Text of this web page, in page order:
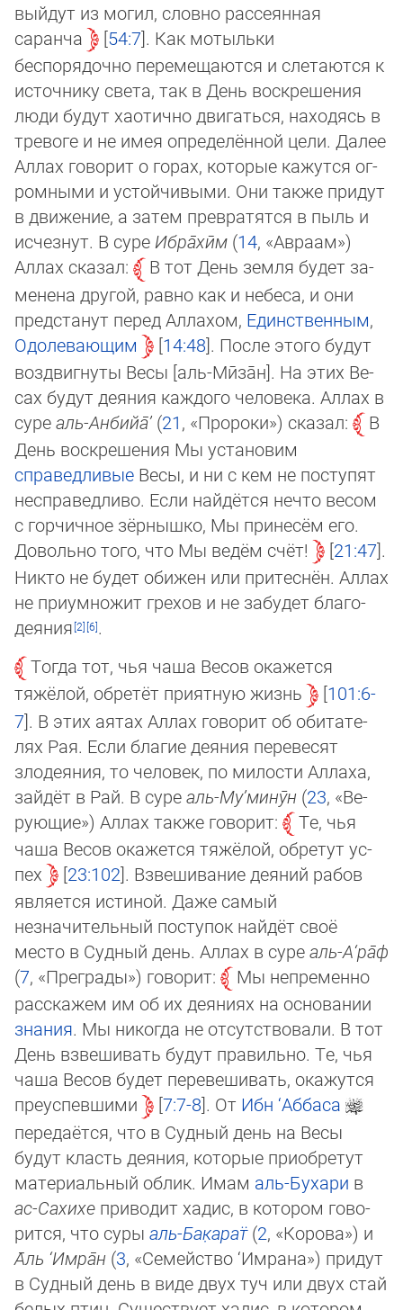
выйдут из могил, словно рас­се­ян­ная
саранча
54:7 . Как мотыльки
беспорядочно перемещаются и слетаются к
ис­точ­ни­ку света, так в День воскреше­ния
люди будут хаотично двигаться, находясь в
тре­во­ге и не имея определённой цели. Далее
Аллах говорит о горах, которые кажутся ог­
ром­ны­ми и устойчивыми. Они также придут
в движение, а затем превратятся в пыль и
ис­чез­нут. В суреИб­ра̄­хӣм (14, «Ав­ра­ам»)
Аллах сказал:
В тот День земля будет за­
ме­не­на дру­гой, равно как и небеса, и они
предстанут перед Аллахом, Единственным,
Одо­ле­ваю­щим
14:48 . После этого будут
воздвигнуты Весы [аль-Мӣза̄н]. На этих Ве­
сах бу­дут деяния каждого человека. Аллах в
суреаль-Ан­би­йа̄’ (21, «Про­ро­ки») сказал:
В
День воскрешения Мы установим
справедливые Весы, и ни с кем не поступят
не­сп­ра­вед­ли­во. Если найдётся нечто весом
с горчичное зёрнышко, Мы принесём его.
Довольно того, что Мы ведём счёт!
21:47 .
Ни­кто не будет обижен или притеснён. Аллах
не при­ум­но­жит грехов и не забудет благо­
дея­ния
.
Тогда тот, чья чаша Весов окажется
тяжёлой, обретёт приятную жизнь
101:6-
7 . В этих аятах Аллах говорит об оби­та­те­
лях Рая. Если благие деяния перевесят
злодеяния, то человек, по милости Аллаха,
зайдёт в Рай. В суреаль-Му’­ми­нӯн (23, «Ве­
рую­щие») Аллах также го­ворит:
Те, чья
чаша Весов окажется тяжёлой, обретут ус­
пех
23:102 . Взвешивание деяний рабов
является истиной. Даже самый
незначительный поступок найдёт своё
место в Судный день. Аллах в суреаль-А‘­ра̄ф
(7, «Пре­гра­ды») говорит:
Мы непременно
рас­ска­жем им об их дея­ни­ях на основании
знания. Мы никогда не отсутствовали. В тот
День взвешивать будут правильно. Те, чья
чаша Весов бу­дет перевешивать, окажутся
пре­успевши­ми
7:7-8 . От Ибн ‘Аббаса
передаётся, что в Судный день на Весы
будут класть деяния, которые приобретут
материальный облик. Имам аль-Бухари в
ас-Сахихе приводит хадис, в котором го­во­
рит­ся, что суры аль-Ба­к̣а­рат̈(2, «Ко­ро­ва») и
А̄ль ‘Им­ра̄н (3, «Се­мей­ст­во ‘Им­ра­на») придут
в Судный день в виде двух туч или двух стай